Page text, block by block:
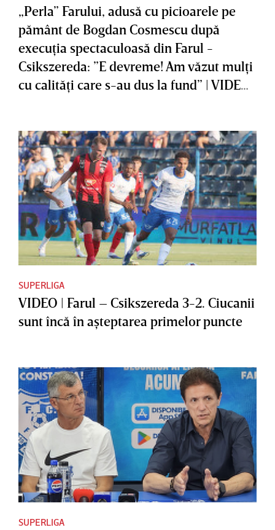
„Perla” Farului, adusă cu picioarele pe
pământ de Bogdan Cosmescu după
execuţia spectaculoasă din Farul -
Csikszereda: ”E devreme! Am văzut mulţi
cu calităţi care s-au dus la fund” | VIDEO
SUPERLIGA
VIDEO | Farul – Csikszereda 3-2. Ciucanii
sunt încă în aşteptarea primelor puncte
SUPERLIGA